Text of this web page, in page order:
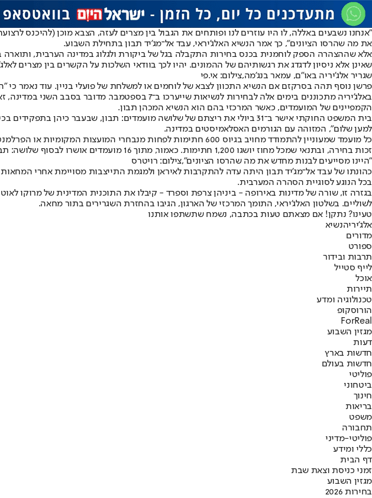
את מה שהרסו הציונים", כך אמר הנשיא האלג'יראי, עבד אל־מג'יד תבון בתחילת השבוע.
אלא שההצהרה הספק לוחמנית בכנס בחירות התקבלה בגל של ביקורת ולגלוג במדינה הערבית,
שאינן אלא ניסיון לדגדג את רגשותיהם של ההמונים. יהיו לכך בוודאי השלכות על הקשרים בין
שגריר אלג'יריה באו"ם, עמאר בנג'מה,צילום: אי.פי
פרשן נוסף תהה בסרקזם אם הנשיא התכוון לצבא של לוחמים או למשלחת של פועלי בניין. עוד נאמר
הקמפיינים של המועמדים, כאשר המרכזי בהם הוא הנשיא המכהן תבון.
בית המשפט החוקתי אישר ב־31 ביולי את ריצתם של שלושה מועמדים: תבון,
למען שלום", המזוהה עם הגורמים האסלאמיסטים במדינה.
זכות בחירה, ובתנאי שמכל מחוז יושגו 1,200 חתימות. כאמור, מתוך 16 מועמדים אושרו לבסוף שלושה: תבון, אוושיש ואל־עאלי.
"היינו מסייעים לבנות מחדש את מה שהרסו הציונים",צילום: רויטרס
בכל הנוגע לסוגיית הסהרה המערבית.
בגזרה זו, שורה של מדינות באירופה - ביניהן צרפת וספרד - קיבלו את התוכנית המדינית של מרוקו
לשוליים. בשלטון האלג'יראי, התומך המרכזי של הארגון, הגיבו בהחזרת השגרירים בתור מחאה.
טעינו? נתקן! אם מצאתם טעות בכתבה, נשמח שתשתפו אותנו
אלג'יריהנשיא
מדורים
ספורט
תרבות ובידור
לייף סטייל
אוכל
תיירות
טכנולוגיה ומדע
הורוסקופ
ForReal
מגזין השבוע
דעות
חדשות בארץ
חדשות בעולם
פוליטי
ביטחוני
חינוך
בריאות
משפט
תחבורה
פוליטי-מדיני
כללי ומידע
דף הבית
זמני כניסת וצאת שבת
מגזין השבוע
בחירות 2026